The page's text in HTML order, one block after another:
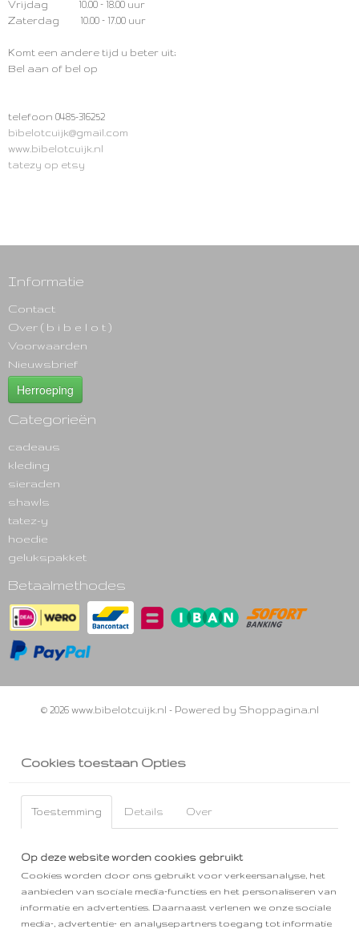
Vrijdag 10.00 – 18.00 uur
Zaterdag 10.00 – 17.00 uur
Komt een andere tijd u beter uit;
Bel aan of bel op
telefoon 0485-316252
bibelotcuijk@gmail.com
www.bibelotcuijk.nl
tatezy op etsy
Informatie
Contact
Over ( b i b e l o t )
Voorwaarden
Nieuwsbrief
Herroeping
Categorieën
cadeaus
kleding
sieraden
shawls
tatez-y
hoedie
gelukspakket
Betaalmethodes
© 2026 www.bibelotcuijk.nl - Powered by Shoppagina.nl
Cookies toestaan Opties
Toestemming Details Over
Op deze website worden cookies gebruikt
Cookies worden door ons gebruikt voor verkeersanalyse, het
aanbieden van sociale media-functies en het personaliseren van
informatie en advertenties. Daarnaast verlenen we onze sociale
media-, advertentie- en analysepartners toegang tot informatie